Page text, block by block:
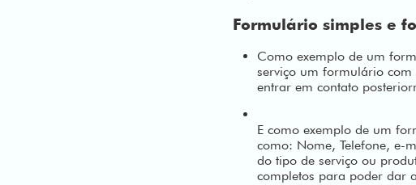
Formulário simples e
Como exemplo de um
serviço um formulário com
entrar em contato
E como exemplo de um
como: Nome, Telefone, e-
do tipo de serviço ou
completos para poder dar